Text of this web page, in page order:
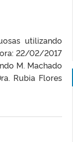
utilizando
22/02/2017
M. Machado
Rubia Flores